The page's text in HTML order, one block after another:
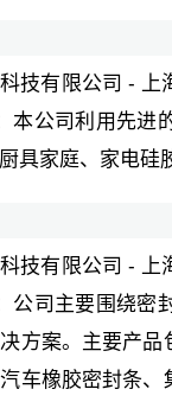
技有限公司 -
本公司利用先进
具家庭、家电硅
技有限公司 -
公司主要围绕密
方案。主要产
车橡胶密封条